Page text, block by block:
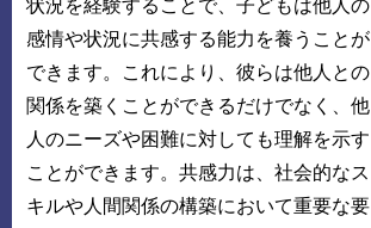
状況を経験することで、子どもは他人の
感情や状況に共感する能力を養うことが
できます。これにより、彼らは他人との
関係を築くことができるだけでなく、他
人のニーズや困難に対しても理解を示す
ことができます。共感力は、社会的なス
キルや人間関係の構築において重要な要